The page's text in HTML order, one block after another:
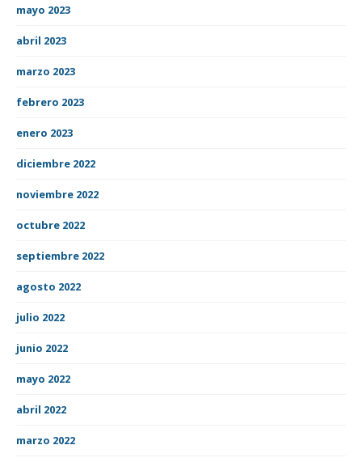
mayo 2023
abril 2023
marzo 2023
febrero 2023
enero 2023
diciembre 2022
noviembre 2022
octubre 2022
septiembre 2022
agosto 2022
julio 2022
junio 2022
mayo 2022
abril 2022
marzo 2022